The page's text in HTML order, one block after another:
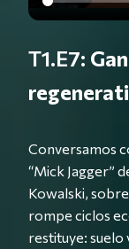
T1.E7:
Conversamos
“Mick Jagger”
Kowalski,
rompe ciclos
restituye: suelo